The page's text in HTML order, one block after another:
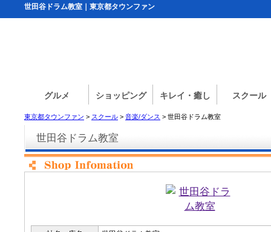
世田谷ドラム教室｜東京都タウンファン
グルメ ショッピング キレイ・癒し スクール
東京都タウンファン > スクール > 音楽/ダンス > 世田谷ドラム教室
世田谷ドラム教室